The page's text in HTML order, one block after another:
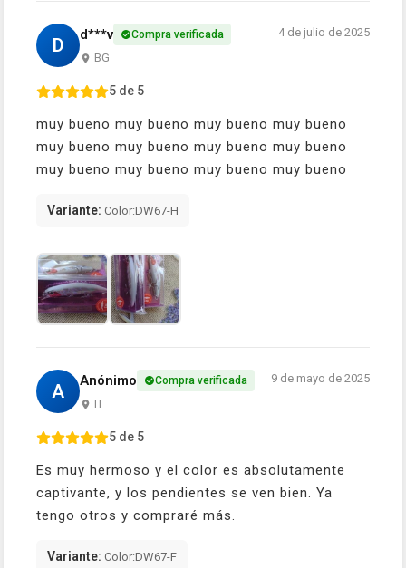
D d***v Compra verificada
BG
4 de julio de 2025
5 de 5
muy bueno muy bueno muy bueno muy bueno
muy bueno muy bueno muy bueno muy bueno
muy bueno muy bueno muy bueno muy bueno
Variante: Color:DW67-H
A Anónimo Compra verificada
IT
9 de mayo de 2025
5 de 5
Es muy hermoso y el color es absolutamente
captivante, y los pendientes se ven bien. Ya
tengo otros y compraré más.
Variante: Color:DW67-F